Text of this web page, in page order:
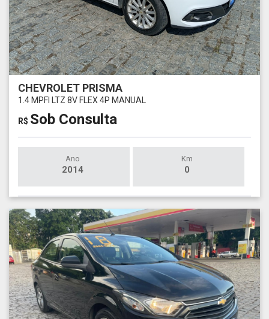
CHEVROLET PRISMA
1.4 MPFI LTZ 8V FLEX 4P MANUAL
R$ Sob Consulta
Ano
2014
Km
0